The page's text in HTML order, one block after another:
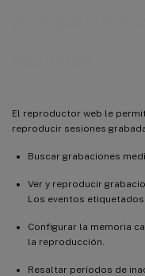
El reproductor web le
reproducir sesiones
Buscar grabaciones
Ver y reproducir
Los eventos
Configurar la memoria
la reproducción.
Resaltar períodos de